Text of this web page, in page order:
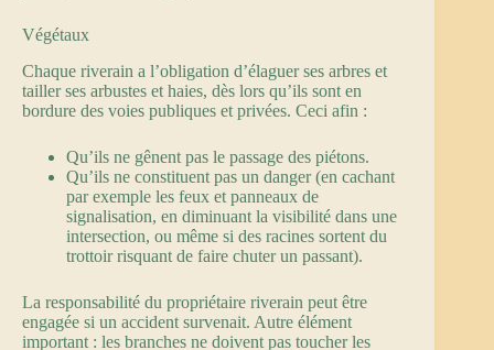
Végétaux
Chaque riverain a l’obligation d’élaguer ses arbres et
tailler ses arbustes et haies, dès lors qu’ils sont en
bordure des voies publiques et privées. Ceci afin :
Qu’ils ne gênent pas le passage des piétons.
Qu’ils ne constituent pas un danger (en cachant
par exemple les feux et panneaux de
signalisation, en diminuant la visibilité dans une
intersection, ou même si des racines sortent du
trottoir risquant de faire chuter un passant).
La responsabilité du propriétaire riverain peut être
engagée si un accident survenait. Autre élément
important : les branches ne doivent pas toucher les